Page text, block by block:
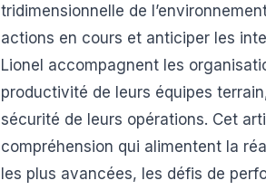
tridimensionnelle de
actions en cours et anticiper les
Lionel accompagnent les
productivité de leurs équipes
sécurité de leurs opérations. Cet
compréhension qui alimentent la
les plus avancées, les défis de